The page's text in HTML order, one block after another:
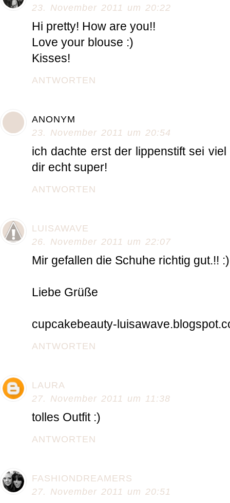
23. November 2011 um 20:22
Hi pretty! How are you!!
Love your blouse :)
Kisses!
ANTWORTEN
ANONYM
23. November 2011 um 20:54
ich dachte erst der lippenstift sei
dir echt super!
ANTWORTEN
LUISAWAVE
26. November 2011 um 22:07
Mir gefallen die Schuhe richtig gut.!! :)
Liebe Grüße
cupcakebeauty-
ANTWORTEN
LAURA
27. November 2011 um 11:38
tolles Outfit :)
ANTWORTEN
FASHIONDREAMERS
27. November 2011 um 20:51